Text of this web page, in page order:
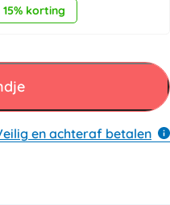
15% korting
en achteraf betalen